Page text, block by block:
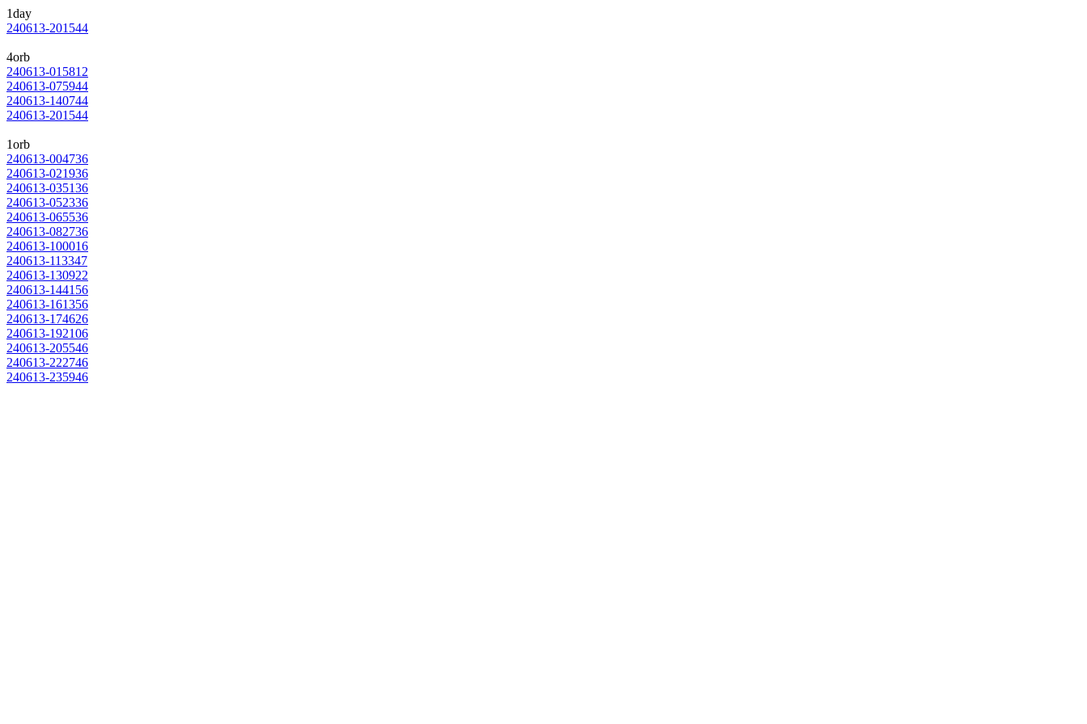
1day
240613-201544
4orb
240613-015812
240613-075944
240613-140744
240613-201544
1orb
240613-004736
240613-021936
240613-035136
240613-052336
240613-065536
240613-082736
240613-100016
240613-113347
240613-130922
240613-144156
240613-161356
240613-174626
240613-192106
240613-205546
240613-222746
240613-235946